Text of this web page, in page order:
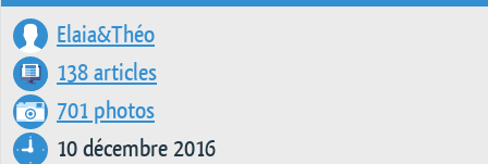
Elaia&Théo
138 articles
701 photos
10 décembre 2016